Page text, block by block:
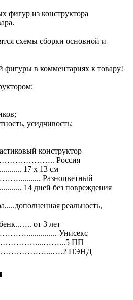
фигур из конструктора
схемы сборки основной и
фигуры в комментариях к товару!
усидчивость;
конструктор
…………………….. Россия
17 x 13 см
Разноцветный
14 дней без повреждения
реальность,
от 3 лет
Унисекс
ПП
ПЭНД